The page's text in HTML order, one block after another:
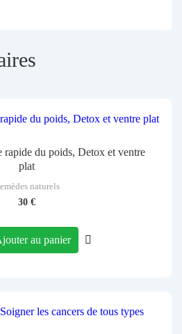
du poids, Detox et ventre
plat
naturels
30 €
au panier